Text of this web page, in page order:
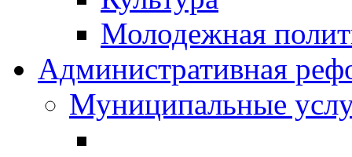
Молодежная
Административная
Муниципальные